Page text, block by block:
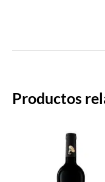
Productos